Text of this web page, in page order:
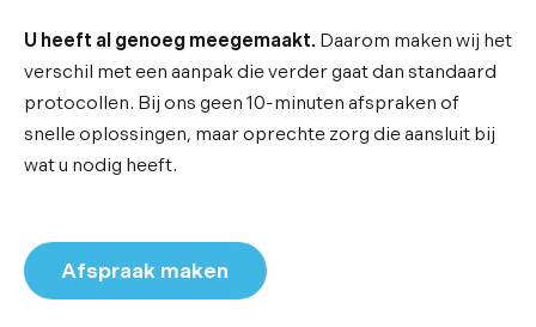
U heeft al genoeg meegemaakt.Daarom maken wij het
verschil met een aanpak die verder gaat dan standaard
protocollen. Bij ons geen 10-minuten afspraken of
snelle oplossingen, maar oprechte zorg die aansluit bij
wat u nodig heeft.
Afspraak maken